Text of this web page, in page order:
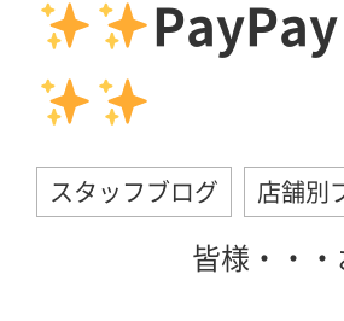
PayPay
スタッフブログ 店舗別
皆様・・